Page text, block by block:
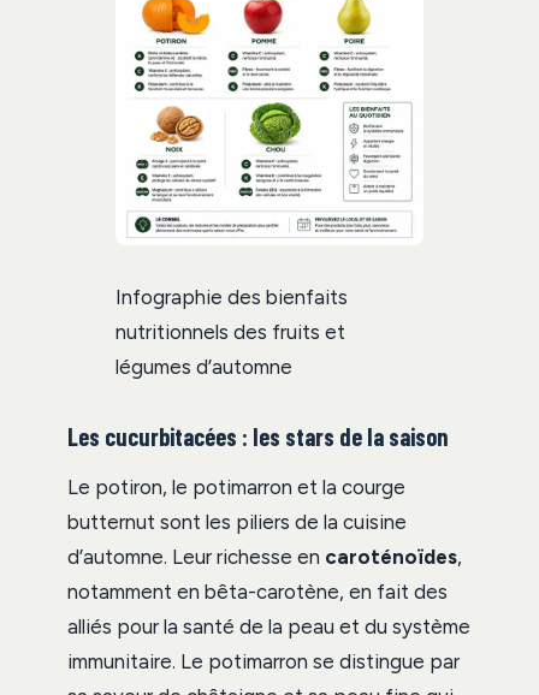
Infographie des bienfaits
nutritionnels des fruits et
légumes d’automne
Les cucurbitacées : les stars de la saison
Le potiron, le potimarron et la courge
butternut sont les piliers de la cuisine
d’automne. Leur richesse en caroténoïdes,
notamment en bêta-carotène, en fait des
alliés pour la santé de la peau et du système
immunitaire. Le potimarron se distingue par